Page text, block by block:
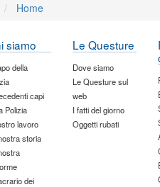
Home
siamo
della
capi
Polizia
lavoro
storia
dei
Le Questure
Dove siamo
Le Questure sul
web
I fatti del giorno
Oggetti rubati